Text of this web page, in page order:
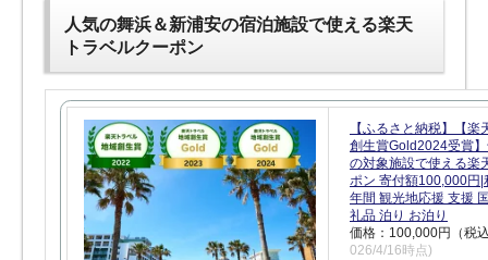
人気の舞浜＆新浦安の宿泊施設で使える楽天
トラベルクーポン
【ふるさと納税】【楽
創生賞Gold2024受賞
の対象施設で使える楽
ポン 寄付額100,000円|
年間 観光地応援 支援
礼品 泊り お泊り
価格：100,000円（税
026/4/16時点)